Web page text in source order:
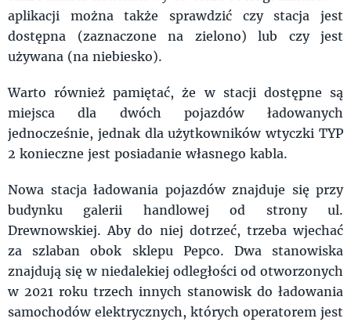
aplikacji można także sprawdzić czy stacja jest
dostępna (zaznaczone na zielono) lub czy jest
używana (na niebiesko).
Warto również pamiętać, że w stacji dostępne są
miejsca dla dwóch pojazdów ładowanych
jednocześnie, jednak dla użytkowników wtyczki TYP
2 konieczne jest posiadanie własnego kabla.
Nowa stacja ładowania pojazdów znajduje się przy
budynku galerii handlowej od strony ul.
Drewnowskiej. Aby do niej dotrzeć, trzeba wjechać
za szlaban obok sklepu Pepco. Dwa stanowiska
znajdują się w niedalekiej odległości od otworzonych
w 2021 roku trzech innych stanowisk do ładowania
samochodów elektrycznych, których operatorem jest